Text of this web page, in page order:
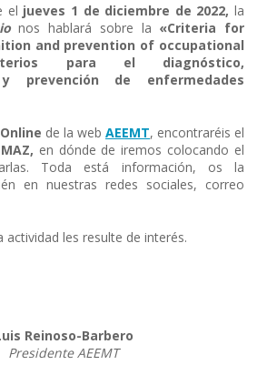
el jueves 1 de diciembre de 2022,la
nos hablará sobre la «Criteria for
and prevention of occupational
para el diagnóstico,
y prevención de enfermedades
de la web AEEMT, encontraréis el
en dónde de iremos colocando el
Toda está información, os la
en nuestras redes sociales, correo
actividad les resulte de interés.
Reinoso-Barbero
Presidente AEEMT